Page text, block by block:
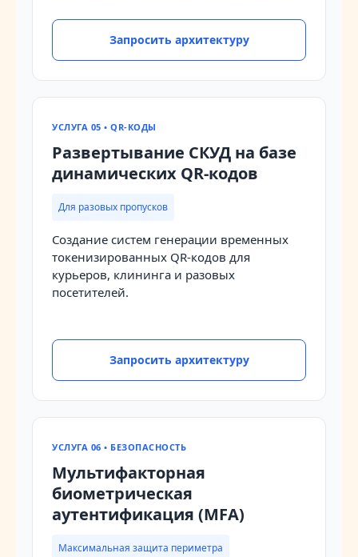
Запросить архитектуру
УСЛУГА 05 • QR-КОДЫ
Развертывание СКУД на базе
динамических QR-кодов
Для разовых пропусков
Создание систем генерации временных
токенизированных QR-кодов для
курьеров, клининга и разовых
посетителей.
Запросить архитектуру
УСЛУГА 06 • БЕЗОПАСНОСТЬ
Мультифакторная
биометрическая
аутентификация (MFA)
Максимальная защита периметра